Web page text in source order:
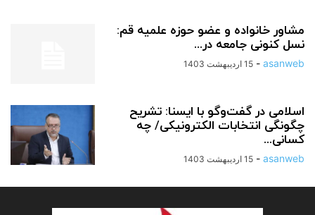
مشاور خانواده و عضو حوزه علمیه قم:
نسل کنونی جامعه در...
asanweb
- 15 اردیبهشت 1403
اسلامی در گفت‌وگو با ایسنا: تشریح
چگونگی انتخابات الکترونیکی/ چه
کسانی...
asanweb
- 15 اردیبهشت 1403